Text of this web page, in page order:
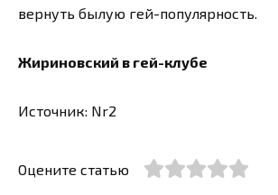
вернуть былую гей-популярность.
Жириновский в гей-клубе
Источник: Nr2
Оцените статью